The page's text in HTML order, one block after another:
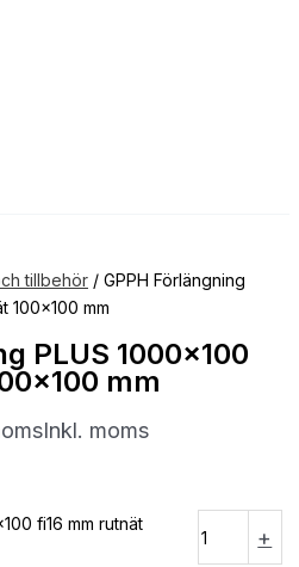
tillbehör / GPPH Förlängning
100×100 mm
PLUS 1000×100
mm
Inkl. moms
fi16 mm rutnät
+